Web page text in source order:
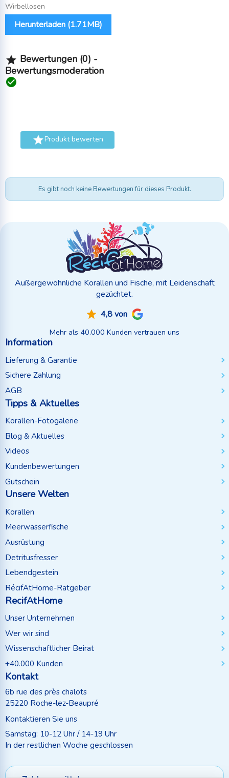
Wirbellosen
Herunterladen (1.71MB)
 Bewertungen (0) -
Bewertungsmoderation

Produkt bewerten
Es gibt noch keine Bewertungen für dieses Produkt.
Außergewöhnliche Korallen und Fische, mit Leidenschaft
gezüchtet.
4,8 von
Mehr als 40.000 Kunden vertrauen uns
Information
Lieferung & Garantie
Sichere Zahlung
AGB
Tipps & Aktuelles
Korallen-Fotogalerie
Blog & Aktuelles
Videos
Kundenbewertungen
Gutschein
Unsere Welten
Korallen
Meerwasserfische
Ausrüstung
Detritusfresser
Lebendgestein
RécifAtHome-Ratgeber
RecifAtHome
Unser Unternehmen
Wer wir sind
Wissenschaftlicher Beirat
+40.000 Kunden
Kontakt
6b rue des près chalots
25220 Roche-lez-Beaupré
Kontaktieren Sie uns
Samstag: 10-12 Uhr / 14-19 Uhr
In der restlichen Woche geschlossen